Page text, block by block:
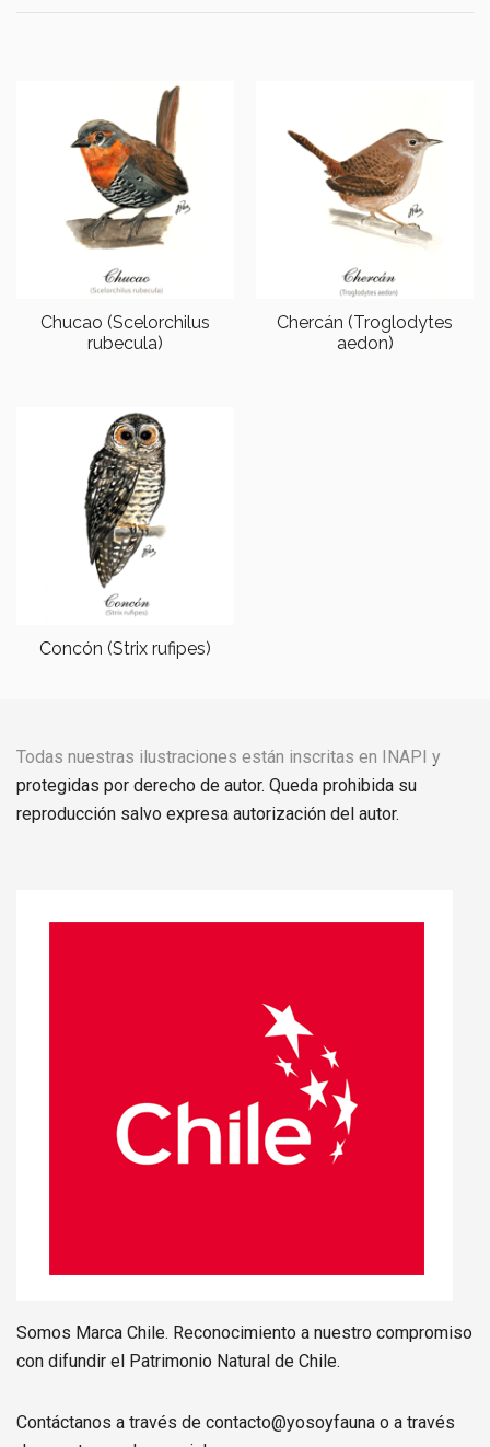
Chucao (Scelorchilus
rubecula)
Chercán (Troglodytes
aedon)
Concón (Strix rufipes)
Todas nuestras ilustraciones están inscritas en INAPI y
protegidas por derecho de autor. Queda prohibida su
reproducción salvo expresa autorización del autor.
Somos Marca Chile. Reconocimiento a nuestro compromiso
con difundir el Patrimonio Natural de Chile.
Contáctanos a través de contacto@yosoyfauna o a través